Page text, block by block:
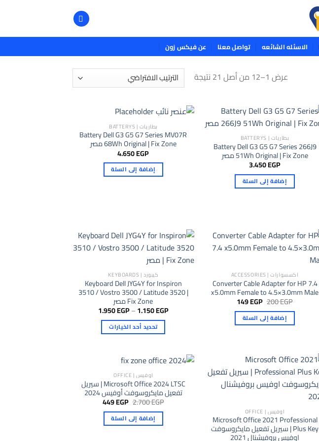
الاسئله الشائعه تواصل معنا عن فيكس زون
عرض 1–12 من أصل 21 نتيجة
بطاريات | BATTERYS
Battery Dell G3 G5 G7 Series 266J9
51Wh Original | Fix Zone مصر
3.450EGP
إضافة إلى السلة
بطاريات | BATTERYS
Battery Dell G3 G5 G7 Series MV07R
68Wh Original | Fix Zone مصر
4.650EGP
إضافة إلى السلة
اكسسوارات | ACCESSORIES
Converter Cable Adapter for HP 7.4
x5.0mm Female to 4.5×3.0mm Male
200EGP السعر
الأصلي
هو:
200 EGP.
149EGP السعر
الحالي
هو:
149 EGP. إضافة إلى السلة
كيبورد | KEYBOARDS
Keyboard Dell JYG4Y for Inspiron
3510 / Vostro 3500 / Latitude 3520 |
Fix Zone مصر
1.150EGP
–
1.950EGP
تحديد أحد الخيارات
من
الأشكال
المختلفة
لهذا
المنتج.
يمكن
اختيار
اوفيس | OFFICE
Microsoft Office 2021 Professional
Plus Key | سيريل تفعيل مايكروسوفت
اوفيس بروفيشنال 2021
اوفيس | OFFICE
Microsoft Office 2024 LTSC | سيريل
تفعيل مايكروسوفت أوفيس 2024
2.700EGP السعر
الأصلي
هو:
2.700 EGP.
449EGP السعر
الحالي
إضافة إلى السلة